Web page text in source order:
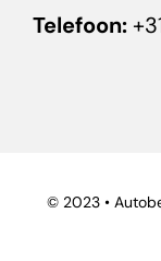
Telefoon:
© 2023 •